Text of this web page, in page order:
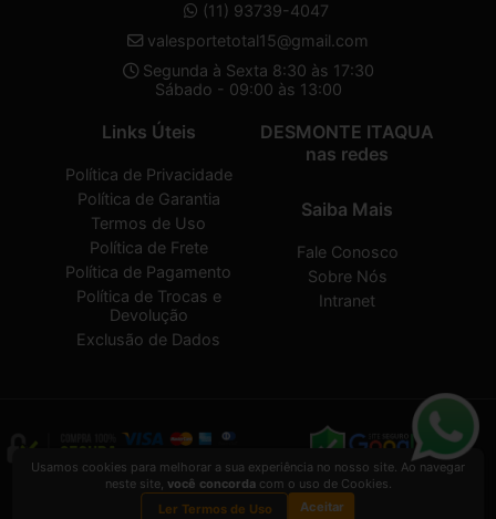
(11) 93739-4047
valesportetotal15@gmail.com
Segunda à Sexta 8:30 às 17:30
Sábado - 09:00 às 13:00
Links Úteis
Política de Privacidade
Política de Garantia
Termos de Uso
Política de Frete
Política de Pagamento
Política de Trocas e
Devolução
Exclusão de Dados
DESMONTE ITAQUA
nas redes
Saiba Mais
Fale Conosco
Sobre Nós
Intranet
DESMONTE ITAQUA2026 CREATED BYVAAPT
é uma empresa inscrita no CNPJ
Usamos cookies para melhorar a sua experiência no nosso site. Ao navegar
neste site, você concordacom o uso de Cookies.
Ler Termos de Uso
Aceitar